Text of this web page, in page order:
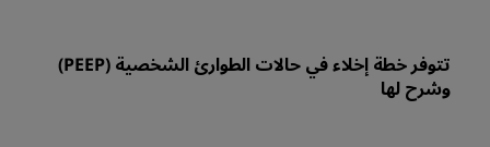
تتوفر خطة إخلاء في حالات الطوارئ الشخصية (PEEP)
وشرح لها